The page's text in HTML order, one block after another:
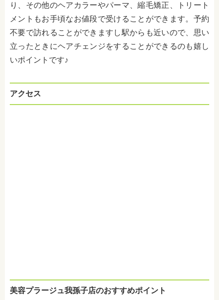
り、その他のヘアカラーやパーマ、縮毛矯正、トリート
メントもお手頃なお値段で受けることができます。予約
不要で訪れることができますし駅からも近いので、思い
立ったときにヘアチェンジをすることができるのも嬉し
いポイントです♪
アクセス
美容プラージュ我孫子店のおすすめポイント